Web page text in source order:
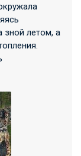
зной летом, а